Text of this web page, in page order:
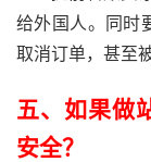
给外国人。同时
取消订单，甚至
五、 如果做
安全？